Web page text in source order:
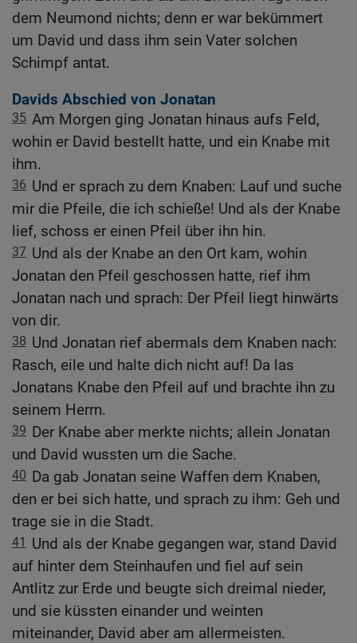
dem Neumond nichts; denn er war bekümmert
um David und dass ihm sein Vater solchen
Schimpf antat.
Davids Abschied von Jonatan
35 Am Morgen ging Jonatan hinaus aufs Feld,
wohin er David bestellt hatte, und ein Knabe mit
ihm.
36 Und er sprach zu dem Knaben: Lauf und suche
mir die Pfeile, die ich schieße! Und als der Knabe
lief, schoss er einen Pfeil über ihn hin.
37 Und als der Knabe an den Ort kam, wohin
Jonatan den Pfeil geschossen hatte, rief ihm
Jonatan nach und sprach: Der Pfeil liegt hinwärts
von dir.
38 Und Jonatan rief abermals dem Knaben nach:
Rasch, eile und halte dich nicht auf! Da las
Jonatans Knabe den Pfeil auf und brachte ihn zu
seinem Herrn.
39 Der Knabe aber merkte nichts; allein Jonatan
und David wussten um die Sache.
40 Da gab Jonatan seine Waffen dem Knaben,
den er bei sich hatte, und sprach zu ihm: Geh und
trage sie in die Stadt.
41 Und als der Knabe gegangen war, stand David
auf hinter dem Steinhaufen und fiel auf sein
Antlitz zur Erde und beugte sich dreimal nieder,
und sie küssten einander und weinten
miteinander, David aber am allermeisten.